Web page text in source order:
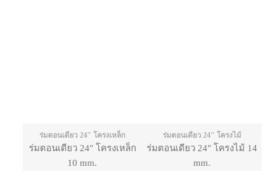
ร่มตอนเดียว 24" โครงเหล็ก
ร่มตอนเดียว 24″ โครงเหล็ก
10 mm.
ร่มตอนเดียว 24" โครงไม้
ร่มตอนเดียว 24″ โครงไม้ 14
mm.